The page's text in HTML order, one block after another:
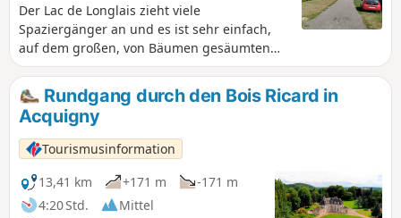
Der Lac de Longlais zieht viele
Spaziergänger an und es ist sehr einfach,
auf dem großen, von Bäumen gesäumten
Parkplatz zu parken. Am Seeufer gibt es
einen Picknickplatz und einen Spielplatz.
Rundgang durch den Bois Ricard in
Acquigny
Tourismusinformation
13,41 km
+171 m
-171 m
4:20 Std.
Mittel